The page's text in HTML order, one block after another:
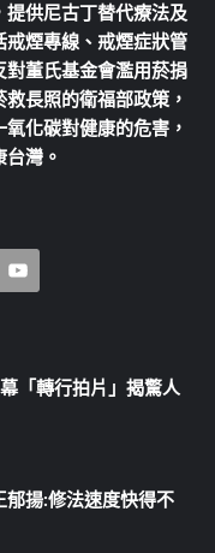
供尼古丁替代療法及
戒煙專線、戒煙症狀管
董氏基金會濫用菸捐
長照的衛福部政策，
化碳對健康的危害，
灣。
「轉行拍片」揭驚人
揚:修法速度快得不